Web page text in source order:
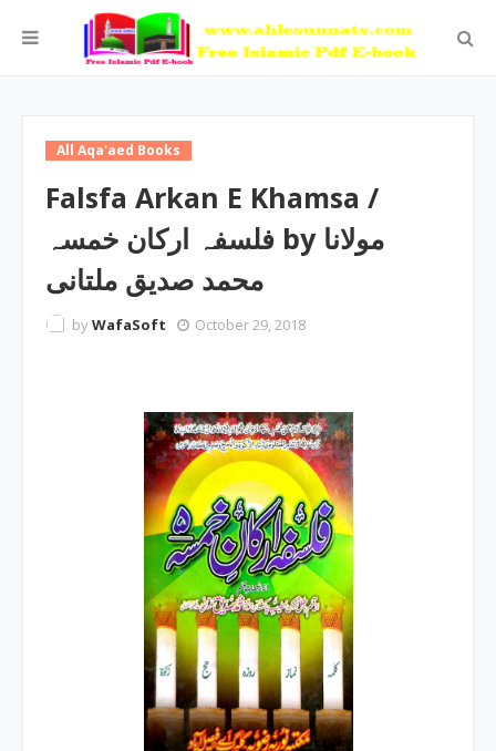
All Aqa'aed Books
Falsfa Arkan E Khamsa /
فلسفہ ارکان خمسہ by مولانا
محمد صدیق ملتانی
byWafaSoft October 29, 2018